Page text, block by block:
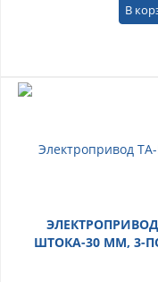
В
ЭЛЕКТРОПРИВОД
ШТОКА-30 ММ, 3-